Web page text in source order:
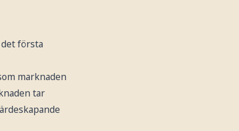
första
marknaden
tar